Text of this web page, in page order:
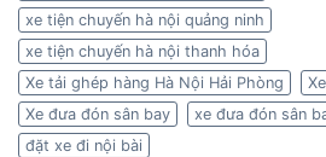
xe tiện chuyến hà nội quảng ninh
xe tiện chuyến hà nội thanh hóa
Xe tải ghép hàng Hà Nội Hải Phòng
Xe đưa đón sân bay
xe đưa đón sân
đặt xe đi nội bài